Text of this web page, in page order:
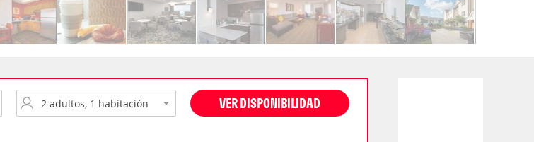
VER DISPONIBILIDAD